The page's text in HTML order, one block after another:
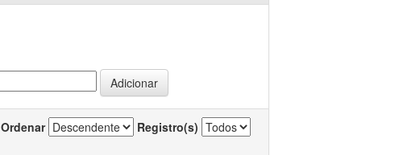
Ordenar Registro(s)